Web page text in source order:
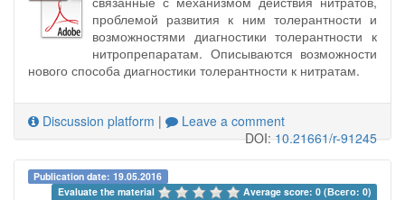
проблемой развития к ним толерантности и
возможностями диагностики толерантности к
нитропрепаратам. Описываются возможности
нового способа диагностики толерантности к нитратам.
Discussion platform |
Leave a comment
DOI:10.21661/r-91245
Publication date: 19.05.2016
Evaluate the material
Average score: 0 (Всего: 0)